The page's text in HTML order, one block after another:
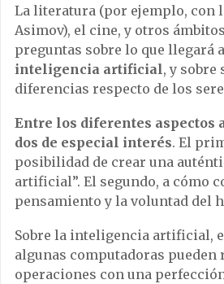
La literatura (por ejemplo, con
Asimov), el cine, y otros
preguntas sobre lo que llegará
inteligencia artificial, y sobre
diferencias respecto de los
Entre los diferentes aspectos
dos de especial interés. El
posibilidad de crear una
artificial”. El segundo, a cómo
pensamiento y la voluntad del
Sobre la inteligencia artificial,
algunas computadoras pueden
operaciones con una